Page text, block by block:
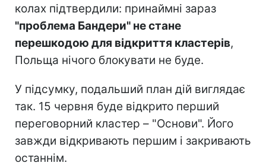
колах підтвердили: принаймні зараз
"проблема Бандери" не стане
перешкодою для відкриття кластерів,
Польща нічого блокувати не буде.
У підсумку, подальший план дій виглядає
так. 15 червня буде відкрито перший
переговорний кластер – "Основи". Його
завжди відкривають першим і закривають
останнім.